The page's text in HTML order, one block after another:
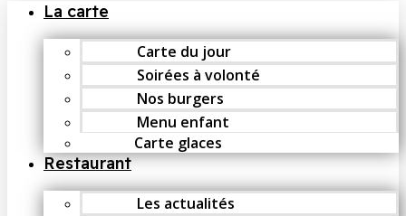
La carte
Carte du jour
Soirées à volonté
Nos burgers
Menu enfant
Carte glaces
Restaurant
Les actualités